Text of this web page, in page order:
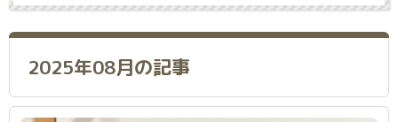
2025年08月の記事